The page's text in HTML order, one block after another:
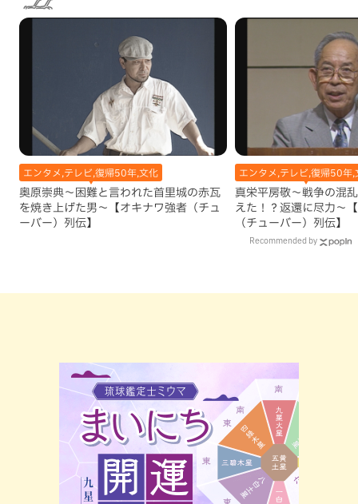
エンタメ,テレビ,復帰50年,文化
奥原崇典～困難と言われた首里城の赤瓦
を焼き上げた男～【オキナワ強者（チュ
ーバー）列伝】
エンタメ,テレビ,復帰50年,
真栄平房敬～戦争の混
えた！？返還に尽力～
（チューバー）列伝】
Recommended by